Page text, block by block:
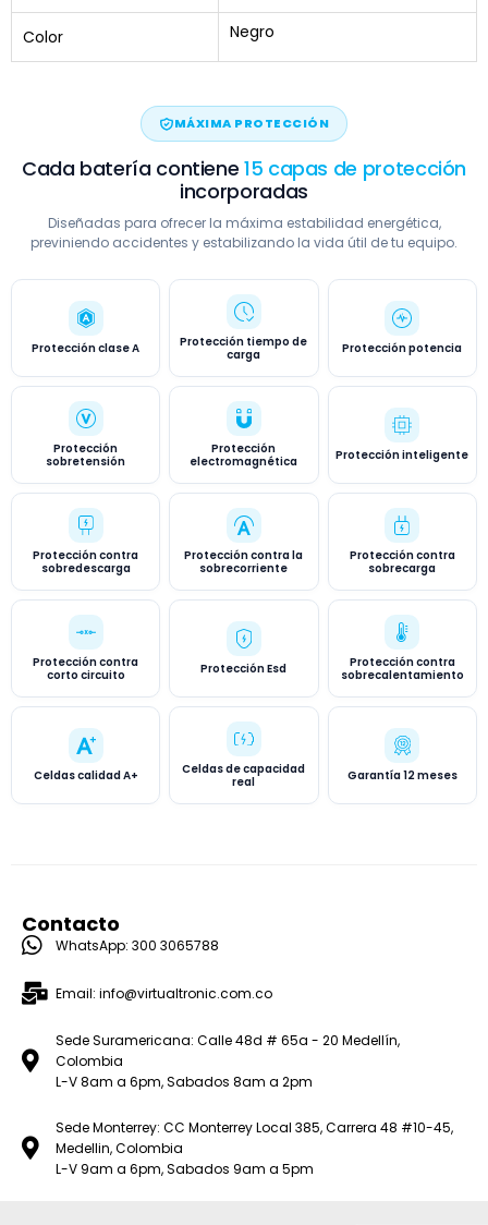
Color Negro
MÁXIMA PROTECCIÓN
Cada batería contiene 15 capas de protección
incorporadas
Diseñadas para ofrecer la máxima estabilidad energética,
previniendo accidentes y estabilizando la vida útil de tu equipo.
Protección clase A
Protección tiempo de
carga
Protección potencia
Protección
sobretensión
Protección
electromagnética
Protección inteligente
Protección contra
sobredescarga
Protección contra la
sobrecorriente
Protección contra
sobrecarga
Protección contra
corto circuito
Protección Esd
Protección contra
sobrecalentamiento
Celdas calidad A+
Celdas de capacidad
real
Garantía 12 meses
Contacto
WhatsApp: 300 3065788
Email: info@virtualtronic.com.co
Sede Suramericana: Calle 48d # 65a - 20 Medellín,
Colombia
L-V 8am a 6pm, Sabados 8am a 2pm
Sede Monterrey: CC Monterrey Local 385, Carrera 48 #10-45,
Medellin, Colombia
L-V 9am a 6pm, Sabados 9am a 5pm